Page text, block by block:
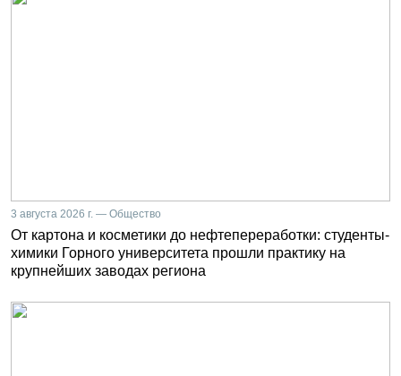
3 августа 2026 г. — Общество
От картона и косметики до нефтепереработки: студенты-
химики Горного университета прошли практику на
крупнейших заводах региона